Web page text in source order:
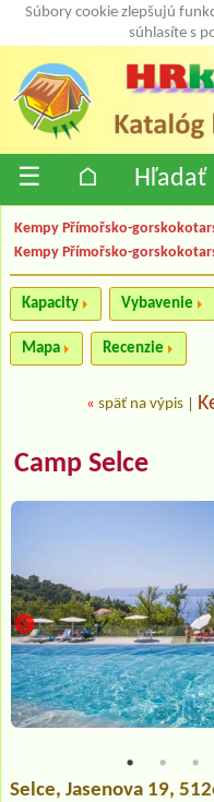
Súbory cookie zlepšujú
súhlasíte s
☰ ⌂ Hľadať
Kempy Přímořsko-
Kempy Přímořsko-
Kapacity Vybavenie
Mapa Recenzie
« späť na výpis
Camp Selce
Selce, Jasenova 19,